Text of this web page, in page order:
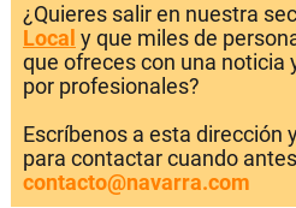
¿Quieres salir en nuestra
Local y que miles de
que ofreces con una noticia
por profesionales?
Escríbenos a esta dirección
para contactar cuando
contacto@navarra.com